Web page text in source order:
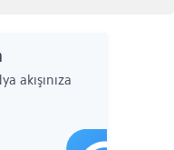
akışınıza